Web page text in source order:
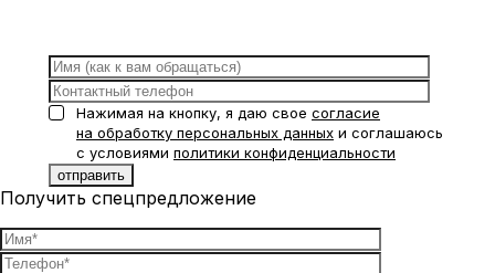
Нажимая на кнопку, я даю свое согласие
на обработку персональных данных и соглашаюсь
с условиями политики конфиденциальности
Получить спецпредложение